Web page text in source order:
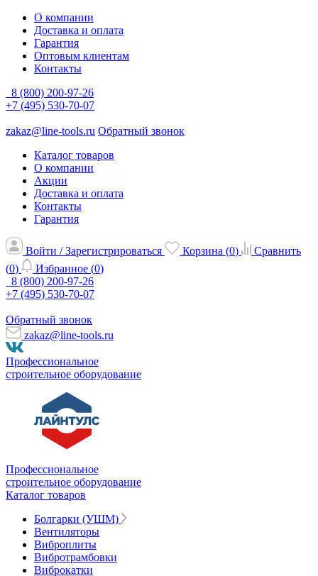
О компании
Доставка и оплата
Гарантия
Оптовым клиентам
Контакты
8 (800) 200-97-26
+7 (495) 530-70-07
zakaz@line-tools.ru Обратный звонок
Каталог товаров
О компании
Акции
Доставка и оплата
Контакты
Гарантия
Войти / Зарегистрироваться Корзина (0)
Сравнить
(0) Избранное (0)
8 (800) 200-97-26
+7 (495) 530-70-07
Обратный звонок
zakaz@line-tools.ru
Профессиональное
строительное оборудование
Профессиональное
строительное оборудование
Каталог товаров
Болгарки (УШМ)
Вентиляторы
Виброплиты
Вибротрамбовки
Виброкатки